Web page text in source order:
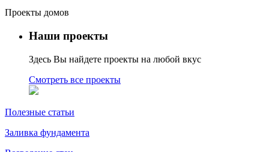
Проекты домов
Наши проекты
Здесь Вы найдете проекты на любой вкус
Смотреть все проекты
Полезные статьи
Заливка фундамента